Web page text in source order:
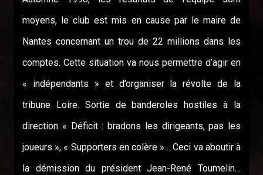
moyens, le club est mis en cause par le maire de
Nantes concernant un trou de 22 millions dans les
comptes. Cette situation va nous permettre d’agir en
« indépendants » et d’organiser la révolte de la
tribune Loire. Sortie de banderoles hostiles à la
direction « Déficit : bradons les dirigeants, pas les
joueurs », « Supporters en colère »… Ceci va aboutir à
la démission du président Jean-René Toumelin…